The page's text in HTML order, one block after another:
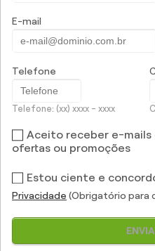
Seguros -
Notebook
O seguro para Notebook
do seu equipamento em
roubo.
Com aparelhos cada
versáteis, os notebooks
fatia no segmento de
Notebook lidera o
pesquisa do Centro
Desenvolvimento da
E-mail
Telefone
Telefone: (xx) xxxx - xxxx
Aceito receber e-mails
ofertas ou promoções
Estou ciente e
Privacidade (Obrigatório para